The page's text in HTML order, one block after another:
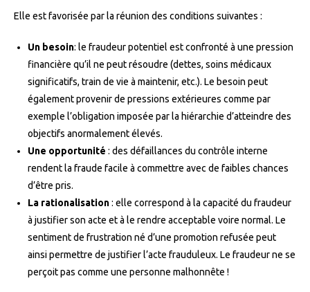
Elle est favorisée par la réunion des conditions suivantes :
Un besoin: le fraudeur potentiel est confronté à une pression
financière qu’il ne peut résoudre (dettes, soins médicaux
significatifs, train de vie à maintenir, etc.). Le besoin peut
également provenir de pressions extérieures comme par
exemple l’obligation imposée par la hiérarchie d’atteindre des
objectifs anormalement élevés.
Une opportunité : des défaillances du contrôle interne
rendent la fraude facile à commettre avec de faibles chances
d’être pris.
La rationalisation: elle correspond à la capacité du fraudeur
à justifier son acte et à le rendre acceptable voire normal. Le
sentiment de frustration né d’une promotion refusée peut
ainsi permettre de justifier l’acte frauduleux. Le fraudeur ne se
perçoit pas comme une personne malhonnête !